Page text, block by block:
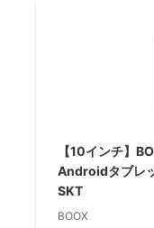
【10インチ】
Androidタブレ
SKT
BOOX